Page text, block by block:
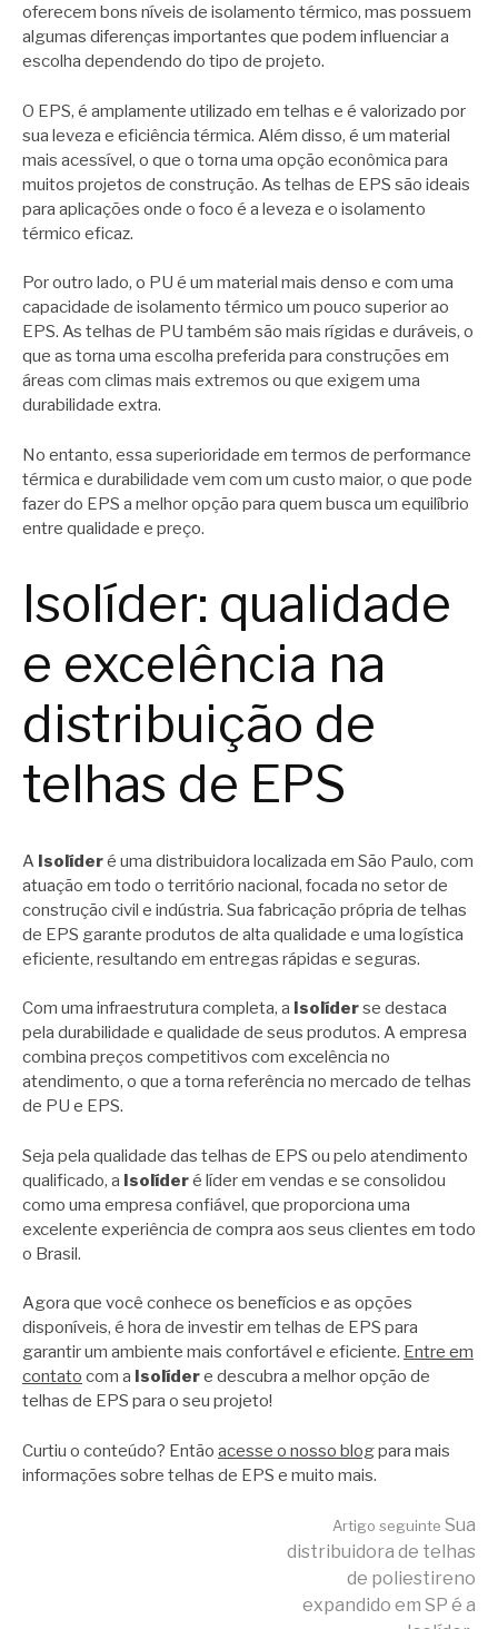
oferecem bons níveis de isolamento térmico, mas possuem
algumas diferenças importantes que podem influenciar a
escolha dependendo do tipo de projeto.
O EPS, é amplamente utilizado em telhas e é valorizado por
sua leveza e eficiência térmica. Além disso, é um material
mais acessível, o que o torna uma opção econômica para
muitos projetos de construção. As telhas de EPS são ideais
para aplicações onde o foco é a leveza e o isolamento
térmico eficaz.
Por outro lado, o PU é um material mais denso e com uma
capacidade de isolamento térmico um pouco superior ao
EPS. As telhas de PU também são mais rígidas e duráveis, o
que as torna uma escolha preferida para construções em
áreas com climas mais extremos ou que exigem uma
durabilidade extra.
No entanto, essa superioridade em termos de performance
térmica e durabilidade vem com um custo maior, o que pode
fazer do EPS a melhor opção para quem busca um equilíbrio
entre qualidade e preço.
Isolíder: qualidade
e excelência na
distribuição de
telhas de EPS
A Isolíderé uma distribuidora localizada em São Paulo, com
atuação em todo o território nacional, focada no setor de
construção civil e indústria. Sua fabricação própria de telhas
de EPS garante produtos de alta qualidade e uma logística
eficiente, resultando em entregas rápidas e seguras.
Com uma infraestrutura completa, a Isolíderse destaca
pela durabilidade e qualidade de seus produtos. A empresa
combina preços competitivos com excelência no
atendimento, o que a torna referência no mercado de telhas
de PU e EPS.
Seja pela qualidade das telhas de EPS ou pelo atendimento
qualificado, a Isolíderé líder em vendas e se consolidou
como uma empresa confiável, que proporciona uma
excelente experiência de compra aos seus clientes em todo
o Brasil.
Agora que você conhece os benefícios e as opções
disponíveis, é hora de investir em telhas de EPS para
garantir um ambiente mais confortável e eficiente. Entre em
contato com a Isolídere descubra a melhor opção de
telhas de EPS para o seu projeto!
Curtiu o conteúdo? Então acesse o nosso blogpara mais
informações sobre telhas de EPS e muito mais.
Artigo seguinte Sua
distribuidora de telhas
de poliestireno
expandido em SP é a